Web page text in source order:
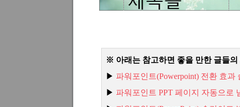
※ 아래는 참고하면 좋을 만한 글들
▶ 파워포인트(Powerpoint) 전환 효과
▶ 파워포인트 PPT 페이지 자동으로